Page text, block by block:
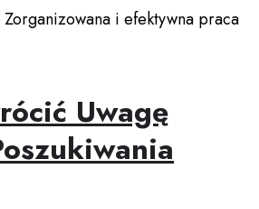
i efektywna praca
Uwagę